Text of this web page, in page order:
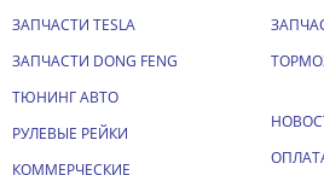
ЗАПЧАСТИ TESLA
ЗАПЧАСТИ DONG FENG
ТЮНИНГ АВТО
РУЛЕВЫЕ РЕЙКИ
КОММЕРЧЕСКИЕ